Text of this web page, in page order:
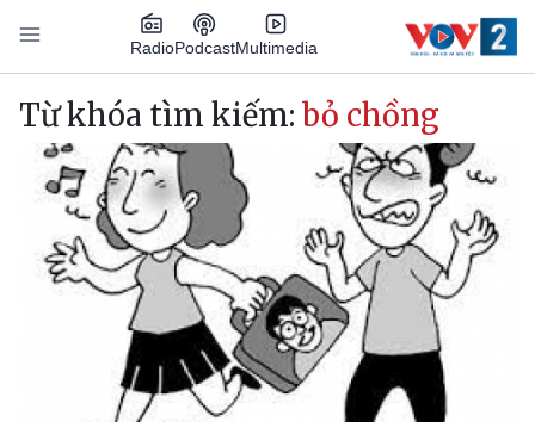
Nhảy đến nội dung
RadioPodcastMultimedia
Main navigation
Từ khóa tìm kiếm: bỏ chồng